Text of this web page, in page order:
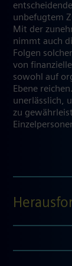
unbefugtem
Mit der
nimmt auch
Folgen
von
sowohl auf
Ebene
unerlässlich,
zu